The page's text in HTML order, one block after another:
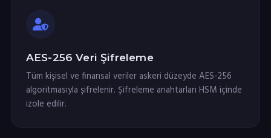
AES-256 Veri Şifreleme
Tüm kişisel ve finansal veriler askeri düzeyde AES-256
algoritmasıyla şifrelenir. Şifreleme anahtarları HSM içinde
izole edilir.